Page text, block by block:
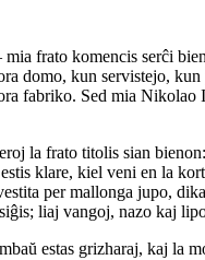
frato komencis serĉi
domo, kun servistejo,
fabriko. Sed mia
la frato titolis sian
klare, kiel veni en la
per mallonga jupo,
liaj vangoj, nazo kaj
estas grizharaj, kaj la